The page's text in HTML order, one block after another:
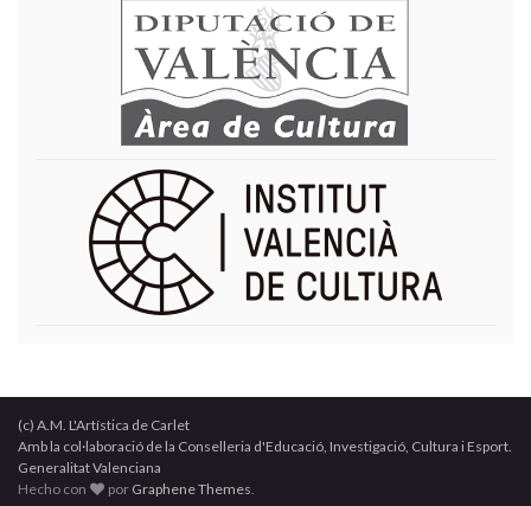
(c) A.M. L'Artística de Carlet
Amb la col·laboració de la Conselleria d'Educació, Investigació, Cultura i Esport.
Generalitat Valenciana
Hecho con
por Graphene Themes.